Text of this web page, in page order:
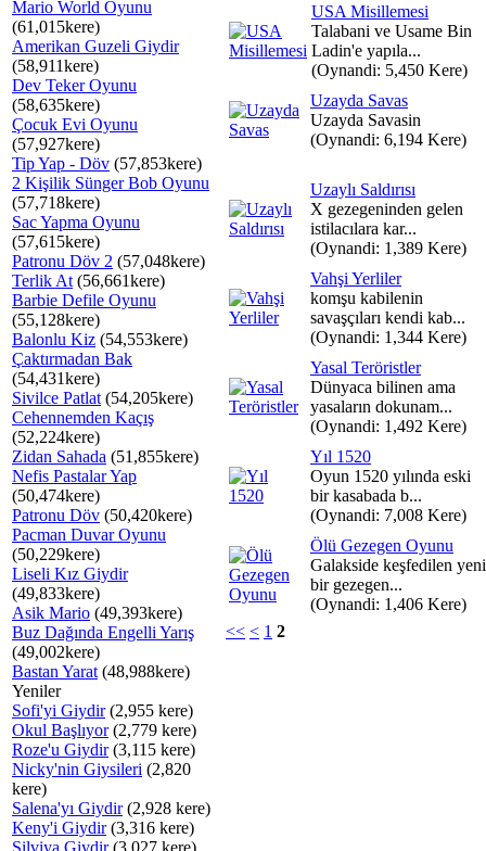
Mario World Oyunu
(61,015kere)
Amerikan Guzeli Giydir
(58,911kere)
Dev Teker Oyunu
(58,635kere)
Çocuk Evi Oyunu
(57,927kere)
Tip Yap - Döv (57,853kere)
2 Kişilik Sünger Bob Oyunu
(57,718kere)
Sac Yapma Oyunu
(57,615kere)
Patronu Döv 2 (57,048kere)
Terlik At (56,661kere)
Barbie Defile Oyunu
(55,128kere)
Balonlu Kiz (54,553kere)
Çaktırmadan Bak
(54,431kere)
Sivilce Patlat (54,205kere)
Cehennemden Kaçış
(52,224kere)
Zidan Sahada (51,855kere)
Nefis Pastalar Yap
(50,474kere)
Patronu Döv (50,420kere)
Pacman Duvar Oyunu
(50,229kere)
Liseli Kız Giydir
(49,833kere)
Asik Mario (49,393kere)
Buz Dağında Engelli Yarış
(49,002kere)
Bastan Yarat (48,988kere)
Yeniler
Sofi'yi Giydir(2,955 kere)
Okul Başlıyor(2,779 kere)
Roze'u Giydir(3,115 kere)
Nicky'nin Giysileri (2,820
kere)
Salena'yı Giydir(2,928 kere)
Keny'i Giydir(3,316 kere)
Silviya Giydir(3,027 kere)
USA Misillemesi
Talabani ve Usame Bin
Ladin'e yapıla...
(Oynandi: 5,450 Kere)
Uzayda Savas
Uzayda Savasin
(Oynandi: 6,194 Kere)
Uzaylı Saldırısı
X gezegeninden gelen
istilacılara kar...
(Oynandi: 1,389 Kere)
Vahşi Yerliler
komşu kabilenin
savaşçıları kendi kab...
(Oynandi: 1,344 Kere)
Yasal Teröristler
Dünyaca bilinen ama
yasaların dokunam...
(Oynandi: 1,492 Kere)
Yıl 1520
Oyun 1520 yılında eski
bir kasabada b...
(Oynandi: 7,008 Kere)
Ölü Gezegen Oyunu
Galakside keşfedilen yeni
bir gezegen...
(Oynandi: 1,406 Kere)
<< < 1 2